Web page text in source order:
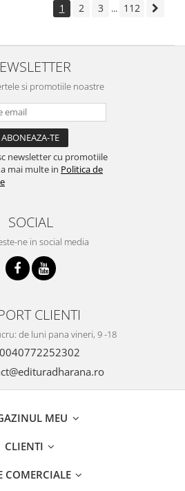
1 2 3 ... 112
si promotiile noastre
newsletter cu promotiile
mai multe in Politica de
SOCIAL
ne in social media
CLIENTI
de luni pana vineri, 9 -18
0040772252302
MEU
CLIENTI
COMERCIALE